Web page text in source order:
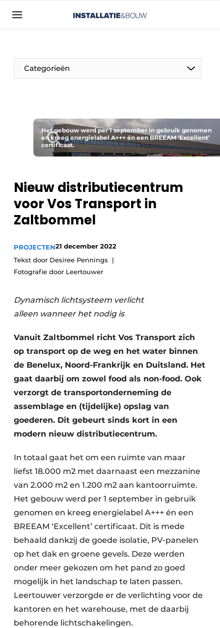
Aanmelden
Bedrijven
Contact
Installatie & Bouw | Platform over
installatietechniek, klimaatbeheersing en
elektriciteit
Nieuwsbrief
Podcasts
Privacy / Cookie statement
Vacatures
Video’s
Categorieën
Het gebouw werd per 1 september in gebruik genomen
en kreeg energielabel A+++ én een BREEAM ‘Excellent’
certificaat.
Nieuw distributiecentrum
voor Vos Transport in
Zaltbommel
PROJECTEN21 december 2022
Tekst door Desiree Pennings
Fotografie door Leertouwer
Dynamisch lichtsysteem verlicht
alleen wanneer het nodig is
Vanuit Zaltbommel richt Vos Transport zich
op transport op de weg en het water binnen
de Benelux, Noord-Frankrijk en Duitsland. Het
gaat daarbij om zowel food als non-food. Ook
verzorgt de transportonderneming de
assemblage en (tijdelijke) opslag van
goederen. Dit gebeurt sinds kort in een
modern nieuw distributiecentrum.
In totaal gaat het om een ruimte van maar
liefst 18.000 m2 met daarnaast een mezzanine
van 2.000 m2 en 1.200 m2 aan kantoorruimte.
Het gebouw werd per 1 september in gebruik
genomen en kreeg energielabel A+++ én een
BREEAM ‘Excellent’ certificaat. Dit is mede
behaald dankzij de goede isolatie, PV-panelen
op het dak en groene gevels. Deze werden
onder meer gekozen om het pand zo goed
mogelijk in het landschap te laten passen.
Leertouwer verzorgde er de verlichting voor de
kantoren en het warehouse, met de daarbij
behorende lichtschakelingen.